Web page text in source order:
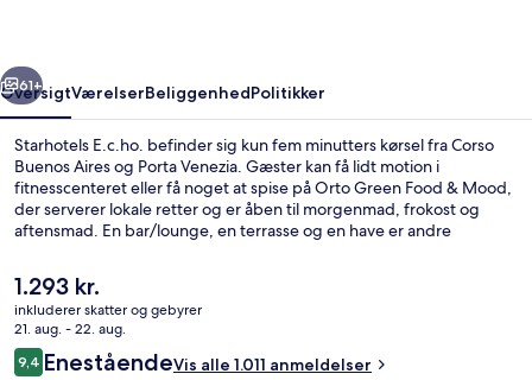
Næste
61+
OversigtVærelserBeliggenhedPolitikker
Starhotels E.c.ho. befinder sig kun fem minutters kørsel fra Corso
Buenos Aires og Porta Venezia. Gæster kan få lidt motion i
fitnesscenteret eller få noget at spise på Orto Green Food & Mood,
der serverer lokale retter og er åben til morgenmad, frokost og
aftensmad. En bar/lounge, en terrasse og en have er andre
den korte gåtur til offentlig transport: Caiazzo Metrostation ligger 2
minutter derfra og Via Settembrini Sporvognsstation 3 minutter
væk.
Den
nuværende
pris
er
1.293 kr.
1.293 kr.
inkluderer skatter og gebyrer
21. aug. - 22. aug.
Anmeldelser
9,49,4 ud af 10.
EneståendeVis alle 1.011 anmeldelser